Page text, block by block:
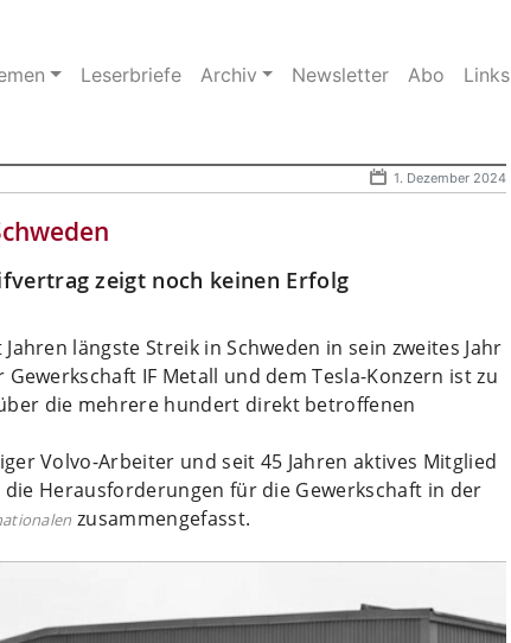
Leserbriefe Archiv Newsletter Abo Links
1. Dezember 2024
zeigt noch keinen Erfolg
längste Streik in Schweden in sein zweites Jahr
IF Metall und dem Tesla-Konzern ist zu
die mehrere hundert direkt betroffenen
Volvo-Arbeiter und seit 45 Jahren aktives Mitglied
Her­ausforderungen für die Gewerkschaft in der
zusammengefasst.